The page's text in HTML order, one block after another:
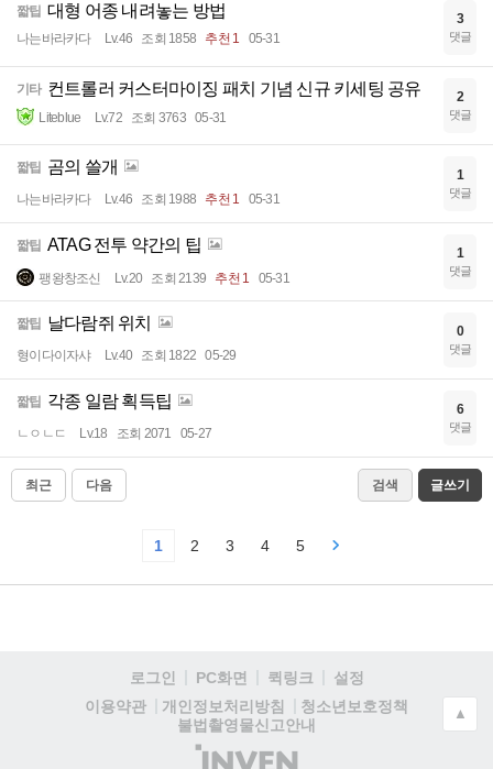
짧팁 대형 어종 내려놓는 방법
나는바라카다 Lv.46 조회 1858 추천 1 05-31
3
댓글
기타 컨트롤러 커스터마이징 패치 기념 신규 키세팅 공유
Liteblue Lv.72 조회 3763 05-31
2
댓글
짧팁 곰의 쓸개
나는바라카다 Lv.46 조회 1988 추천 1 05-31
1
댓글
짧팁 ATAG 전투 약간의 팁
팽왕창조신 Lv.20 조회 2139 추천 1 05-31
1
댓글
짧팁 날다람쥐 위치
형이다이자샤 Lv.40 조회 1822 05-29
0
댓글
짧팁 각종 일람 획득팁
ㄴㅇㄴㄷ Lv.18 조회 2071 05-27
6
댓글
최근 다음 검색 글쓰기
1 2 3 4 5
로그인 PC화면 퀵링크
설정
이용약관
개인정보처리방침
청소년보호정책
불법촬영물신고안내
(주)
▲